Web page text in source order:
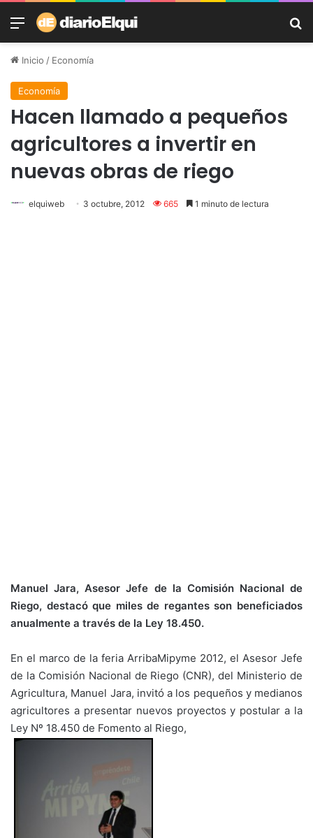
Menú
Inicio / Economía
Economía
Hacen llamado a pequeños
agricultores a invertir en
nuevas obras de riego
elquiweb 3 octubre, 2012 665 1 minuto de lectura
Manuel Jara, Asesor Jefe de la Comisión Nacional de
Riego, destacó que miles de regantes son beneficiados
anualmente a través de la Ley 18.450.
En el marco de la feria ArribaMipyme 2012, el Asesor Jefe
de la Comisión Nacional de Riego (CNR), del Ministerio de
Agricultura, Manuel Jara, invitó a los pequeños y medianos
agricultores a presentar nuevos proyectos y postular a la
Ley Nº 18.450 de Fomento al Riego,